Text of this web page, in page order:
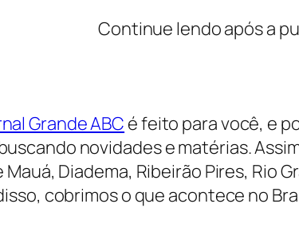
Continue lendo após a
Grande ABC é feito para você, e
novidades e matérias.
Diadema, Ribeirão Pires, Rio
cobrimos o que acontece no